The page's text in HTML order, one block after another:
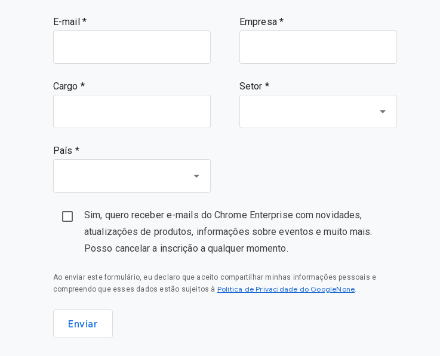
E-mail Empresa
Cargo Setor *
País *
Sim, quero receber e-mails do Chrome Enterprise com novidades,
atualizações de produtos, informações sobre eventos e muito mais.
Posso cancelar a inscrição a qualquer momento.
Ao enviar este formulário, eu declaro que aceito compartilhar minhas informações pessoais e
compreendo que esses dados estão sujeitos à Política de Privacidade do GoogleNone.
Enviar